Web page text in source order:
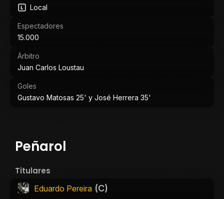
Local
Espectadores
15.000
Árbitro
Juan Carlos Loustau
Goles
Gustavo Matosas 25' y José Herrera 35'
Peñarol
Titulares
Eduardo Pereira (C)